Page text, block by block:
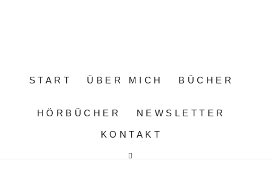
START ÜBER MICH BÜCHER
HÖRBÜCHER NEWSLETTER
KONTAKT